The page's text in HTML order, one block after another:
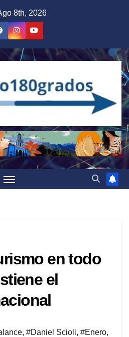
8th, 2026
en todo
el
, #Daniel Scioli, #Enero,